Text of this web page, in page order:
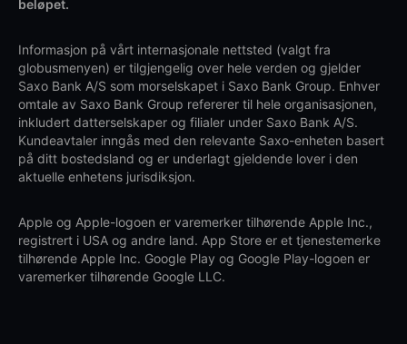
beløpet.
Informasjon på vårt internasjonale nettsted (valgt fra
globusmenyen) er tilgjengelig over hele verden og gjelder
Saxo Bank A/S som morselskapet i Saxo Bank Group. Enhver
omtale av Saxo Bank Group refererer til hele organisasjonen,
inkludert datterselskaper og filialer under Saxo Bank A/S.
Kundeavtaler inngås med den relevante Saxo-enheten basert
på ditt bostedsland og er underlagt gjeldende lover i den
aktuelle enhetens jurisdiksjon.
Apple og Apple-logoen er varemerker tilhørende Apple Inc.,
registrert i USA og andre land. App Store er et tjenestemerke
tilhørende Apple Inc. Google Play og Google Play-logoen er
varemerker tilhørende Google LLC.